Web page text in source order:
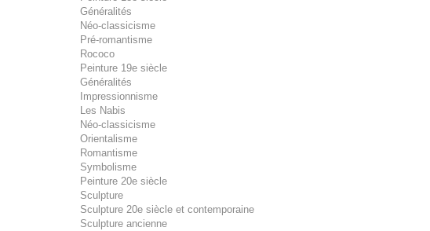
Généralités
Néo-classicisme
Pré-romantisme
Rococo
Peinture 19e siècle
Généralités
Impressionnisme
Les Nabis
Néo-classicisme
Orientalisme
Romantisme
Symbolisme
Peinture 20e siècle
Sculpture
Sculpture 20e siècle et contemporaine
Sculpture ancienne